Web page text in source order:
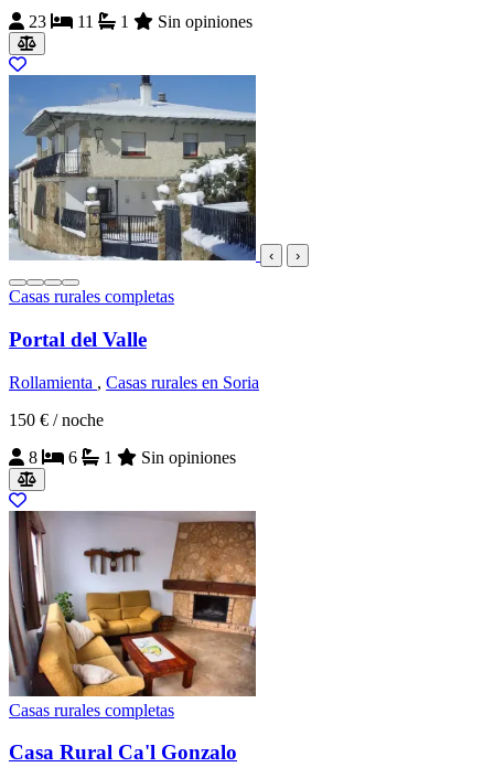
23
11 1 Sin opiniones
‹ ›
Casas rurales completas
Portal del Valle
Rollamienta , Casas rurales en Soria
150 € / noche
8
6 1 Sin opiniones
Casas rurales completas
Casa Rural Ca'l Gonzalo